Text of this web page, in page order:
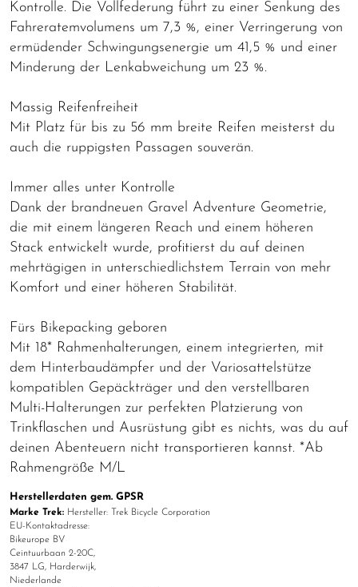
Kontrolle. Die Vollfederung führt zu einer Senkung des
Fahreratemvolumens um 7,3 %, einer Verringerung von
ermüdender Schwingungsenergie um 41,5 % und einer
Minderung der Lenkabweichung um 23 %.
Massig Reifenfreiheit
Mit Platz für bis zu 56 mm breite Reifen meisterst du
auch die ruppigsten Passagen souverän.
Immer alles unter Kontrolle
Dank der brandneuen Gravel Adventure Geometrie,
die mit einem längeren Reach und einem höheren
Stack entwickelt wurde, profitierst du auf deinen
mehrtägigen in unterschiedlichstem Terrain von mehr
Komfort und einer höheren Stabilität.
Fürs Bikepacking geboren
Mit 18* Rahmenhalterungen, einem integrierten, mit
dem Hinterbaudämpfer und der Variosattelstütze
kompatiblen Gepäckträger und den verstellbaren
Multi-Halterungen zur perfekten Platzierung von
Trinkflaschen und Ausrüstung gibt es nichts, was du auf
deinen Abenteuern nicht transportieren kannst. *Ab
Rahmengröße M/L
Herstellerdaten gem. GPSR
Marke Trek: Hersteller: Trek Bicycle Corporation
EU-Kontaktadresse:
Bikeurope BV
Ceintuurbaan 2-20C,
3847 LG, Harderwijk,
Niederlande